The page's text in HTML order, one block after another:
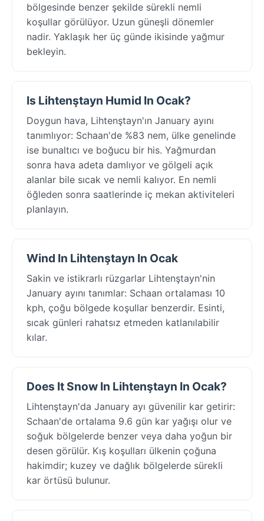
bölgesinde benzer şekilde sürekli nemli
koşullar görülüyor. Uzun güneşli dönemler
nadir. Yaklaşık her üç günde ikisinde yağmur
bekleyin.
Is Lihtenştayn Humid In Ocak?
Doygun hava, Lihtenştayn'ın January ayını
tanımlıyor: Schaan'de %83 nem, ülke genelinde
ise bunaltıcı ve boğucu bir his. Yağmurdan
sonra hava adeta damlıyor ve gölgeli açık
alanlar bile sıcak ve nemli kalıyor. En nemli
öğleden sonra saatlerinde iç mekan aktiviteleri
planlayın.
Wind In Lihtenştayn In Ocak
Sakin ve istikrarlı rüzgarlar Lihtenştayn'nin
January ayını tanımlar: Schaan ortalaması 10
kph, çoğu bölgede koşullar benzerdir. Esinti,
sıcak günleri rahatsız etmeden katlanılabilir
kılar.
Does It Snow In Lihtenştayn In Ocak?
Lihtenştayn'da January ayı güvenilir kar getirir:
Schaan'de ortalama 9.6 gün kar yağışı olur ve
soğuk bölgelerde benzer veya daha yoğun bir
desen görülür. Kış koşulları ülkenin çoğuna
hakimdir; kuzey ve dağlık bölgelerde sürekli
kar örtüsü bulunur.